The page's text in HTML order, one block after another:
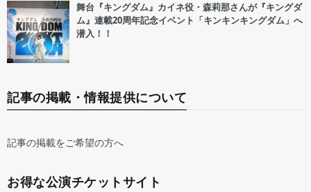
舞台『キングダム』カイネ役・森莉那さんが『キングダ
ム』連載20周年記念イベント「キンキンキングダム」へ
潜入！！
記事の掲載・情報提供について
記事の掲載をご希望の方へ
お得な公演チケットサイト